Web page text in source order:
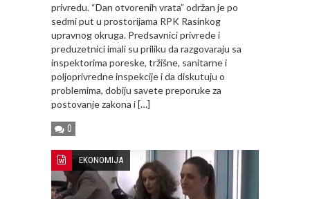
privredu. “Dan otvorenih vrata” održan je po
sedmi put u prostorijama RPK Rasinkog
upravnog okruga. Predsavnici privrede i
preduzetnici imali su priliku da razgovaraju sa
inspektorima poreske, tržišne, sanitarne i
poljoprivredne inspekcije i da diskutuju o
problemima, dobiju savete preporuke za
postovanje zakona i […]
0
EKONOMIJA